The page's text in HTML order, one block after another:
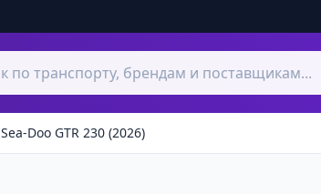
Sea-Doo GTR 230 (2026)